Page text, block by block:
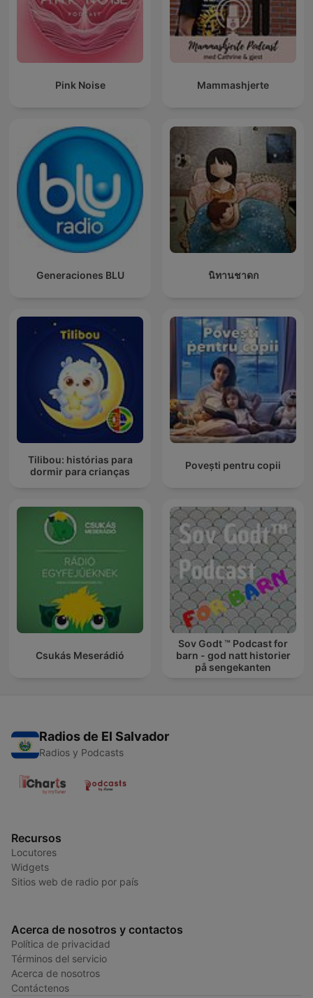
Pink Noise Mammashjerte
Generaciones BLU นิทานชาดก
Tilibou: histórias para
dormir para crianças
Povești pentru copii
Csukás Meserádió
Sov Godt ™ Podcast for
barn - god natt historier
på sengekanten
Radios de El Salvador
Radios y Podcasts
Recursos
Locutores
Widgets
Sitios web de radio por país
Acerca de nosotros y contactos
Política de privacidad
Términos del servicio
Acerca de nosotros
Contáctenos